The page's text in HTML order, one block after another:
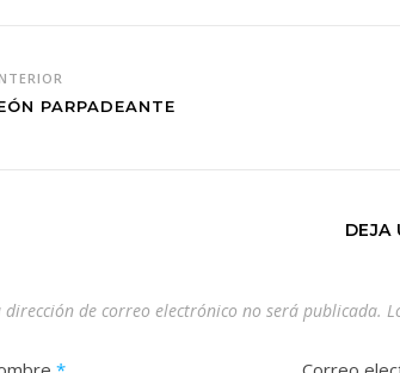
PARPADEANTE
DEJA
dirección de correo electrónico no será publicada.